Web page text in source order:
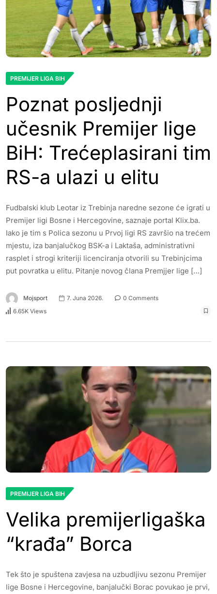
PREMIJER LIGA BIH
Poznat posljednji
učesnik Premijer lige
BiH: Trećeplasirani tim
RS-a ulazi u elitu
Fudbalski klub Leotar iz Trebinja naredne sezone će igrati u
Premijer ligi Bosne i Hercegovine, saznaje portal Klix.ba.
Iako je tim s Polica sezonu u Prvoj ligi RS završio na trećem
mjestu, iza banjalučkog BSK-a i Laktaša, administrativni
rasplet i strogi kriteriji licenciranja otvorili su Trebinjcima
put povratka u elitu. Pitanje novog člana Premjjer lige […]
Mojsport 7. Juna 2026.
0 Comments
6.65K Views
PREMIJER LIGA BIH
Velika premijerligaška
“krađa” Borca
Tek što je spuštena zavjesa na uzbudljivu sezonu Premijer
lige Bosne i Hercegovine, banjalučki Borac povukao je prvi,